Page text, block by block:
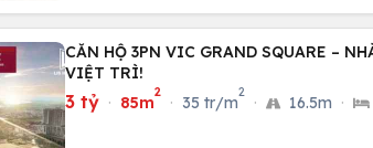
CĂN HỘ 3PN VIC GRAND SQUARE –
VIỆT TRÌ!
3 tỷ · 85m
2
· 35 tr/m
2
· 16.5m ·